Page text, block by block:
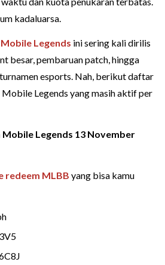
kadaluarsa.
Legends ini sering kali dirilis
besar, pembaruan patch, hingga
esports. Nah, berikut daftar
Mobile Legends yang masih aktif per
Legends 13 November
redeem MLBB yang bisa kamu